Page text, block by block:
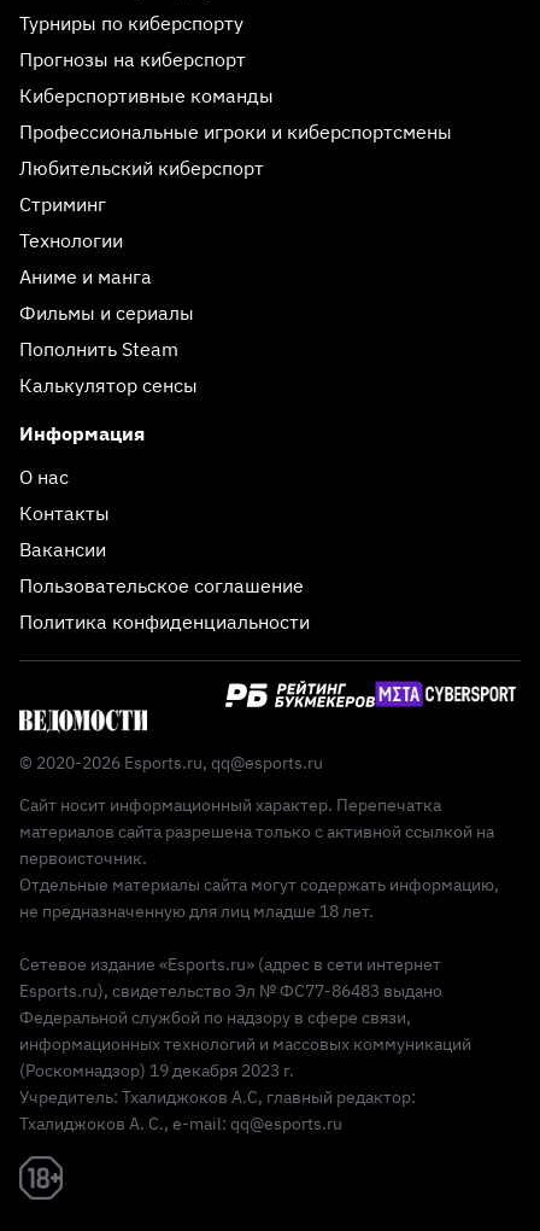
Реклама 18+
Турниры по киберспорту
Прогнозы на киберспорт
Киберспортивные команды
Профессиональные игроки и киберспортсмены
Любительский киберспорт
Стриминг
Технологии
Аниме и манга
Фильмы и сериалы
Пополнить Steam
Калькулятор сенсы
Информация
О нас
Контакты
Вакансии
Пользовательское соглашение
Политика конфиденциальности
© 2020-2026 Esports.ru, qq@esports.ru
Сайт носит информационный характер. Перепечатка
материалов сайта разрешена только с активной ссылкой на
первоисточник.
Отдельные материалы сайта могут содержать информацию,
не предназначенную для лиц младше 18 лет.
Сетевое издание «Esports.ru» (адрес в сети интернет
Esports.ru), свидетельство Эл № ФС77-86483 выдано
Федеральной службой по надзору в сфере связи,
информационных технологий и массовых коммуникаций
(Роскомнадзор) 19 декабря 2023 г.
Учредитель: Тхалиджоков А.С, главный редактор:
Тхалиджоков А. С., e-mail: qq@esports.ru